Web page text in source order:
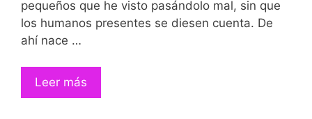
pequeños que he visto pasándolo mal, sin que
los humanos presentes se diesen cuenta. De
ahí nace …
Leer más